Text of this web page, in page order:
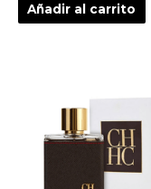
Añadir al carrito